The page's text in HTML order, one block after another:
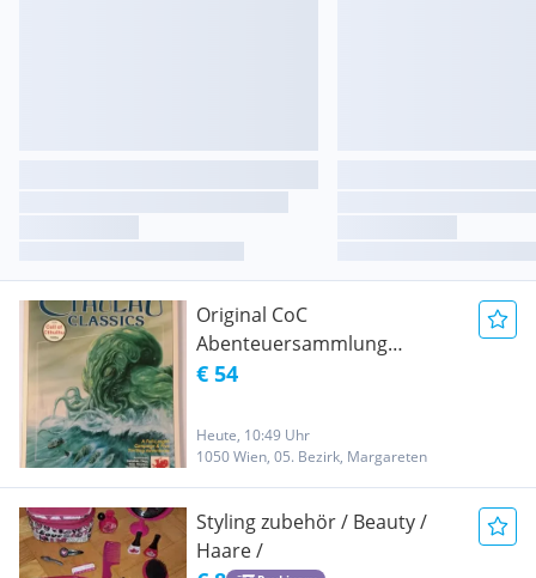
Original CoC
Abenteuersammlung
"Cthulhu Classics" von
Englisch
€ 54
Heute, 10:49 Uhr
1050 Wien, 05. Bezirk, Margareten
Styling zubehör / Beauty /
Haare /